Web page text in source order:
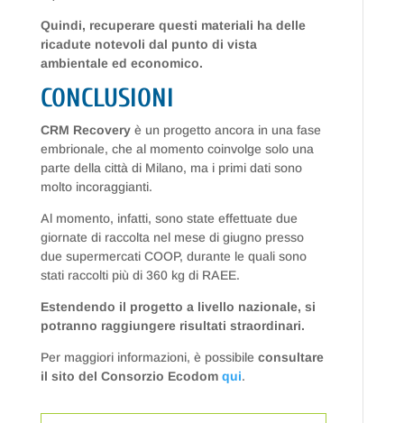
Quindi, recuperare questi materiali ha delle
ricadute notevoli dal punto di vista
ambientale ed economico.
CONCLUSIONI
CRM Recoveryè un progetto ancora in una fase
embrionale, che al momento coinvolge solo una
parte della città di Milano, ma i primi dati sono
molto incoraggianti.
Al momento, infatti, sono state effettuate due
giornate di raccolta nel mese di giugno presso
due supermercati COOP, durante le quali sono
stati raccolti più di 360 kg di RAEE.
Estendendo il progetto a livello nazionale, si
potranno raggiungere risultati straordinari.
Per maggiori informazioni, è possibile consultare
il sito del Consorzio Ecodom qui.